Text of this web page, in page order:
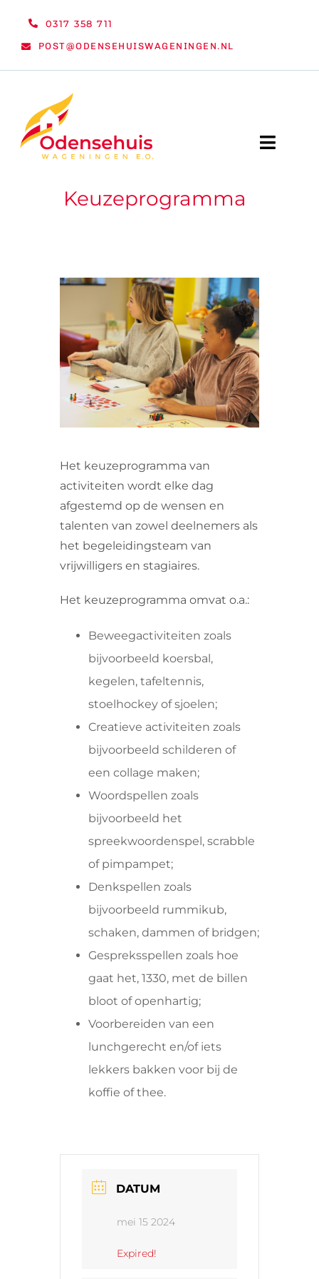
0317 358 711
POST@ODENSEHUISWAGENINGEN.NL
Toggle
WELKOM
VRIJWILLIGERS & STAGIAIRES
Keuzeprogramma
Het keuzeprogramma van
activiteiten wordt elke dag
afgestemd op de wensen en
talenten van zowel deelnemers als
het begeleidingsteam van
vrijwilligers en stagiaires.
Het keuzeprogramma omvat o.a.:
Beweegactiviteiten zoals
bijvoorbeeld koersbal,
kegelen, tafeltennis,
stoelhockey of sjoelen;
Creatieve activiteiten zoals
bijvoorbeeld schilderen of
een collage maken;
Woordspellen zoals
bijvoorbeeld het
spreekwoordenspel, scrabble
of pimpampet;
Denkspellen zoals
bijvoorbeeld rummikub,
schaken, dammen of bridgen;
Gespreksspellen zoals hoe
gaat het, 1330, met de billen
bloot of openhartig;
Voorbereiden van een
lunchgerecht en/of iets
lekkers bakken voor bij de
koffie of thee.
DATUM
mei 15 2024
Expired!